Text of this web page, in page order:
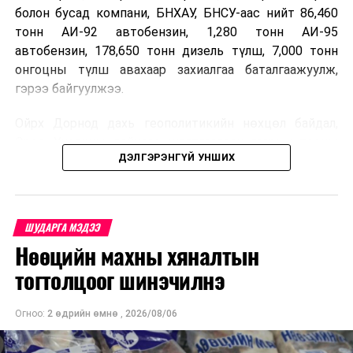
болон бусад компани, БНХАУ, БНСУ-аас нийт 86,460
тонн АИ-92 автобензин, 1,280 тонн АИ-95
автобензин, 178,650 тонн дизель түлш, 7,000 тонн
онгоцны түлш авахаар захиалгаа баталгаажуулж,
гэрээ байгуулжээ.
Орос, Украины дайнаас шалтгаалсан газрын тосны
үнийн өсөлт дэлхийн зах зээлд буураагүй байна.
дахин өсөж, ОХУ болон бусад эх үүсвэрээс худалдан
авах шатахууны үнэ 1,200-2,000 ам.долларт хүрчээ.
Иймд дотоодын зах зээл дэх үнийн өсөлтийг
сааруулахын тулд гаалийн болон онцгой албан
татварыг тэглэх шаардлага үүссэнийг салбарын сайд
танилцуулсан байна.
Ерөнхий сайд Н.Учрал ОХУ шатахууны бүх төрөлд
ДЭЛГЭРЭНГҮЙ УНШИХ
ШУДАРГА МЭДЭЭ
Нөөцийн махны хяналтын
тогтолцоог шинэчилнэ
Огноо: 2 өдрийн өмнө 2026/08/06